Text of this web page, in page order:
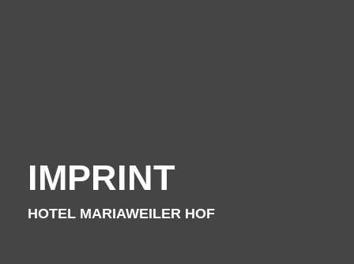
Our guestrooms
IMPRINT
HOTEL MARIAWEILER HOF